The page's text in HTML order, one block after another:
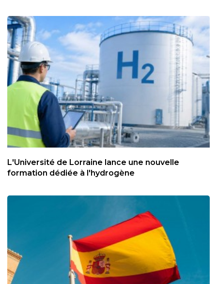
L'Université de Lorraine lance une nouvelle
formation dédiée à l'hydrogène